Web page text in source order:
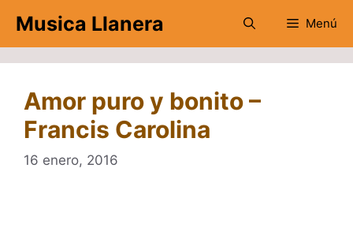
contenido
Musica Llanera Menú
Amor puro y bonito –
Francis Carolina
16 enero, 2016